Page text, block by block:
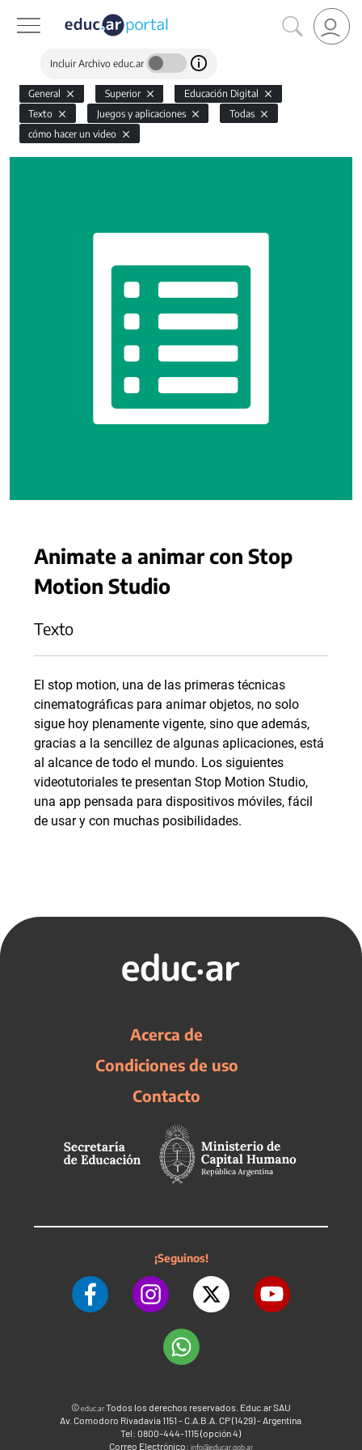
Incluir Archivo educ.ar
General Superior
Educación Digital
Texto
Juegos y aplicaciones
Todas
cómo hacer un video
Animate a animar con Stop
Motion Studio
Texto
El stop motion, una de las primeras técnicas
cinematográficas para animar objetos, no solo
sigue hoy plenamente vigente, sino que además,
gracias a la sencillez de algunas aplicaciones, está
al alcance de todo el mundo. Los siguientes
videotutoriales te presentan Stop Motion Studio,
una app pensada para dispositivos móviles, fácil
de usar y con muchas posibilidades.
Acerca de
Condiciones de uso
Contacto
¡Seguinos!
©educ.arTodos los derechos reservados. Educ.ar SAU
Av. Comodoro Rivadavia 1151 - C.A.B.A. CP (1429) - Argentina
Tel: 0800-444-1115 (opción 4)
Correo Electrónico: info@educar.gob.ar